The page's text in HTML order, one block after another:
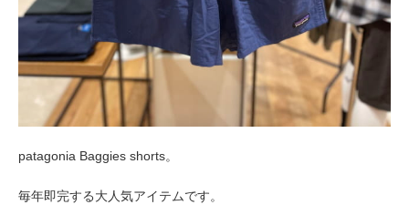
patagonia Baggies shorts。
毎年即完する大人気アイテムです。